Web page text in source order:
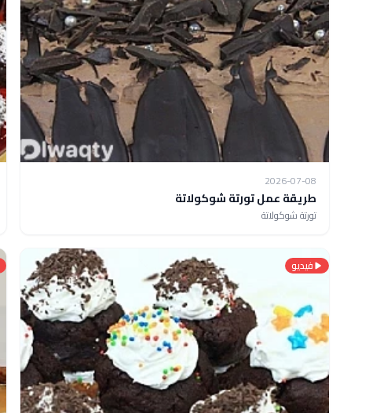
2026-07-08
طريقة عمل تورتة شوكولاتة
تورتة شوكولاتة
فيديو